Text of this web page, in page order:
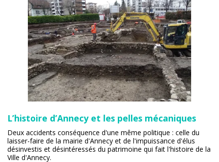
L’histoire d’Annecy et les pelles mécaniques
Deux accidents conséquence d'une même politique : celle du
laisser-faire de la mairie d'Annecy et de l'impuissance d'élus
désinvestis et désintéressés du patrimoine qui fait l'histoire de la
Ville d'Annecy.